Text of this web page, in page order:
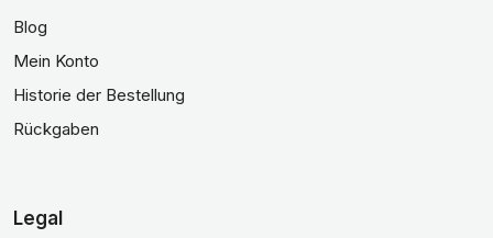
Blog
Mein Konto
Historie der Bestellung
Rückgaben
Legal